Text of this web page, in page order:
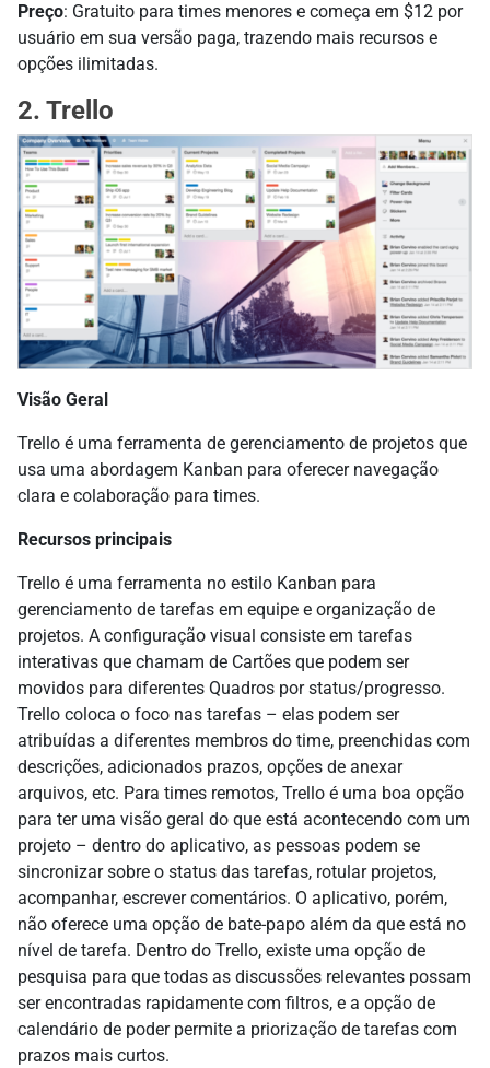
Preço: Gratuito para times menores e começa em $12 por
usuário em sua versão paga, trazendo mais recursos e
opções ilimitadas.
2. Trello
Visão Geral
Trello é uma ferramenta de gerenciamento de projetos que
usa uma abordagem Kanban para oferecer navegação
clara e colaboração para times.
Recursos principais
Trello é uma ferramenta no estilo Kanban para
gerenciamento de tarefas em equipe e organização de
projetos. A configuração visual consiste em tarefas
interativas que chamam de Cartões que podem ser
movidos para diferentes Quadros por status/progresso.
Trello coloca o foco nas tarefas – elas podem ser
atribuídas a diferentes membros do time, preenchidas com
descrições, adicionados prazos, opções de anexar
arquivos, etc. Para times remotos, Trello é uma boa opção
para ter uma visão geral do que está acontecendo com um
projeto – dentro do aplicativo, as pessoas podem se
sincronizar sobre o status das tarefas, rotular projetos,
acompanhar, escrever comentários. O aplicativo, porém,
não oferece uma opção de bate-papo além da que está no
nível de tarefa. Dentro do Trello, existe uma opção de
pesquisa para que todas as discussões relevantes possam
ser encontradas rapidamente com filtros, e a opção de
calendário de poder permite a priorização de tarefas com
prazos mais curtos.